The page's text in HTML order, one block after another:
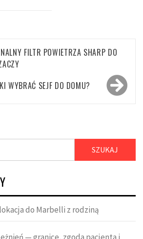
FILTR POWIETRZA SHARP DO
WYBRAĆ SEJF DO DOMU?
do Marbelli z rodziną